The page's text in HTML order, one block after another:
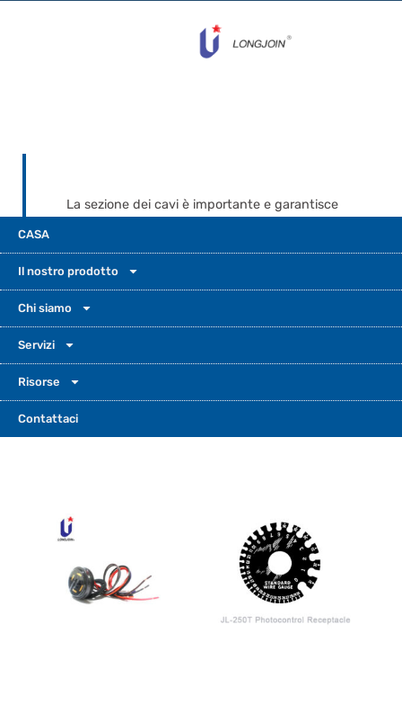
CASA
Il nostro prodotto
Chi siamo
Servizi
Risorse
Contattaci
La sezione dei cavi è importante e garantisce
L'illuminazione esterna richiede materiali di
alta qualità. Un cablaggio sicuro prolunga la
durata del fotocontrollo. Il controllo
dell'illuminazione dipende da una corretta
installazione.